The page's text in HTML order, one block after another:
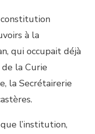
constitution
à la
qui occupait déjà
la Curie
la Secrétairerie
l’institution,